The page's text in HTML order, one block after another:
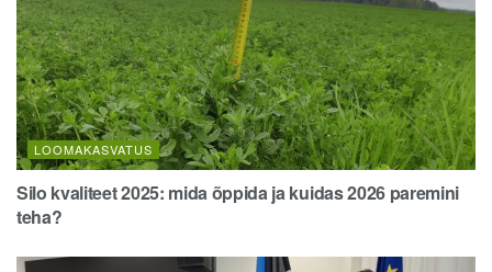
LOOMAKASVATUS
Silo kvaliteet 2025: mida õppida ja kuidas 2026 paremini
teha?